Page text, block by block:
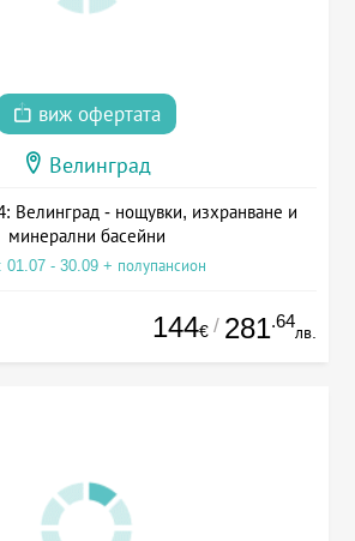
виж офертата
Велинград
Велинград - нощувки, изхранване и
минерални басейни
01.07 - 30.09 + полупансион
144€ / 281.64
лв.